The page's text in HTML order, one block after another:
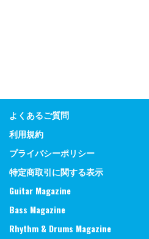
よくあるご質問
利用規約
プライバシーポリシー
特定商取引に関する表示
Guitar Magazine
Bass Magazine
Rhythm & Drums Magazine